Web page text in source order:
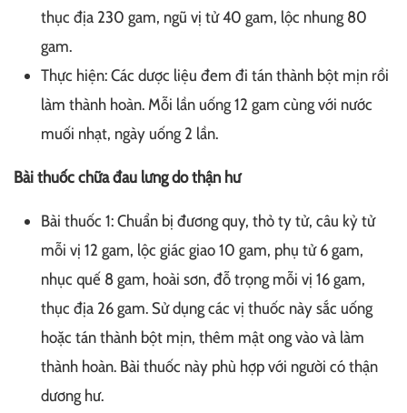
thục địa 230 gam, ngũ vị tử 40 gam, lộc nhung 80
gam.
Thực hiện: Các dược liệu đem đi tán thành bột mịn rồi
làm thành hoàn. Mỗi lần uống 12 gam cùng với nước
muối nhạt, ngày uống 2 lần.
Bài thuốc chữa đau lưng do thận hư
Bài thuốc 1: Chuẩn bị đương quy, thỏ ty tử, câu kỷ tử
mỗi vị 12 gam, lộc giác giao 10 gam, phụ tử 6 gam,
nhục quế 8 gam, hoài sơn, đỗ trọng mỗi vị 16 gam,
thục địa 26 gam. Sử dụng các vị thuốc này sắc uống
hoặc tán thành bột mịn, thêm mật ong vào và làm
thành hoàn. Bài thuốc này phù hợp với người có thận
dương hư.